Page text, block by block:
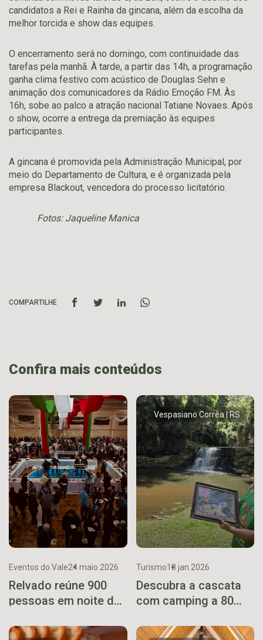
candidatos a Rei e Rainha da gincana, além da escolha da
melhor torcida e show das equipes.
O encerramento será no domingo, com continuidade das
tarefas pela manhã. À tarde, a partir das 14h, a programação
ganha clima festivo com acústico de Douglas Sehn e
animação dos comunicadores da Rádio Emoção FM. Às
16h, sobe ao palco a atração nacional Tatiane Novaes. Após
o show, ocorre a entrega da premiação às equipes
participantes.
A gincana é promovida pela Administração Municipal, por
meio do Departamento de Cultura, e é organizada pela
empresa Blackout, vencedora do processo licitatório.
Fotos: Jaqueline Manica
COMPARTILHE
Confira mais conteúdos
Eventos do Vale24 maio 2026
Relvado reúne 900
pessoas em noite de
Italiano
Vespasiano Corrêa | RS
Turismo18 jan 2026
Descubra a cascata
com camping a 80